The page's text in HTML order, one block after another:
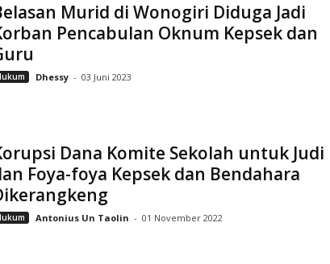
Murid di Wonogiri Diduga Jadi
Pencabulan Oknum Kepsek dan
Dhessy - 03 Juni 2023
Dana Komite Sekolah untuk Judi
Foya-foya Kepsek dan Bendahara
Antonius Un Taolin - 01 November 2022